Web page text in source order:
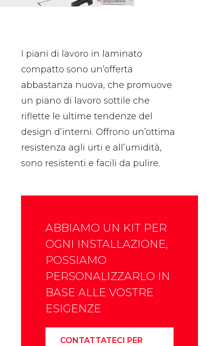
I piani di lavoro in laminato
compatto sono un’offerta
abbastanza nuova, che promuove
un piano di lavoro sottile che
riflette le ultime tendenze del
design d’interni. Offrono un’ottima
resistenza agli urti e all’umidità,
sono resistenti e facili da pulire.
ABBIAMO UN KIT PER
OGNI INSTALLAZIONE,
POSSIAMO
PERSONALIZZARLO IN
BASE ALLE VOSTRE
ESIGENZE
CONTATTATECI PER